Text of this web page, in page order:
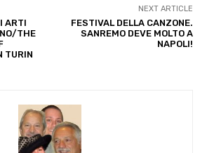
ARTI
THE
TURIN
NEXT ARTICLE
FESTIVAL DELLA CANZONE.
SANREMO DEVE MOLTO A
NAPOLI!